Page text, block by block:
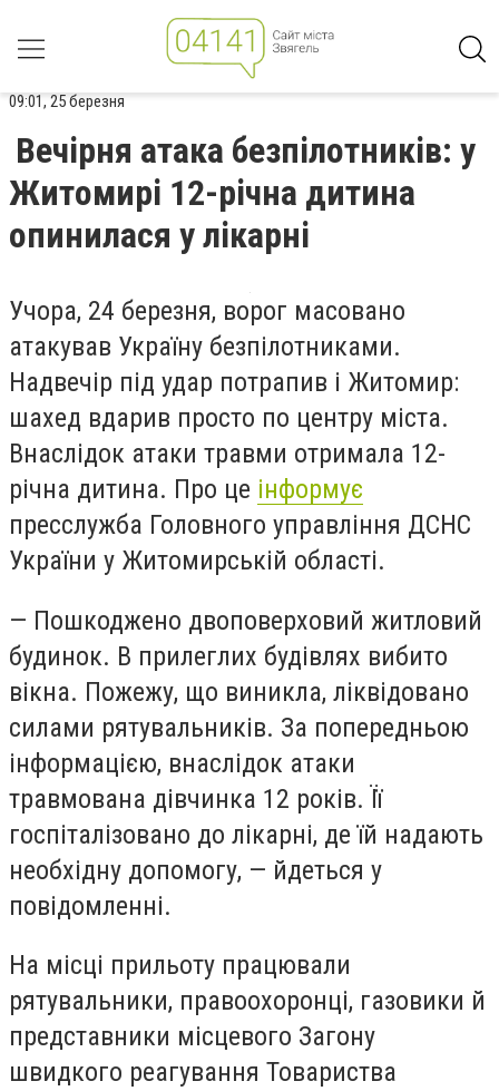
09:01, 25 березня
Вечірня атака безпілотників: у
Житомирі 12-річна дитина
опинилася у лікарні
Учора, 24 березня, ворог масовано
атакував Україну безпілотниками.
Надвечір під удар потрапив і Житомир:
шахед вдарив просто по центру міста.
Внаслідок атаки травми отримала 12-
річна дитина. Про це інформує
пресслужба Головного управління ДСНС
України у Житомирській області.
— Пошкоджено двоповерховий житловий
будинок. В прилеглих будівлях вибито
вікна. Пожежу, що виникла, ліквідовано
силами рятувальників. За попередньою
інформацією, внаслідок атаки
травмована дівчинка 12 років. Її
госпіталізовано до лікарні, де їй надають
необхідну допомогу, — йдеться у
повідомленні.
На місці прильоту працювали
рятувальники, правоохоронці, газовики й
представники місцевого Загону
швидкого реагування Товариства